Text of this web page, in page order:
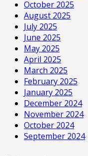
October 2025
August 2025
July 2025
June 2025
May 2025
April 2025
March 2025
February 2025
January 2025
December 2024
November 2024
October 2024
September 2024